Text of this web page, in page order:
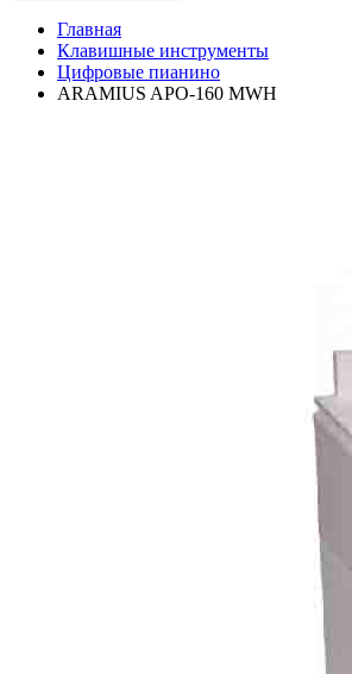
Главная
Клавишные инструменты
Цифровые пианино
ARAMIUS APO-160 MWH